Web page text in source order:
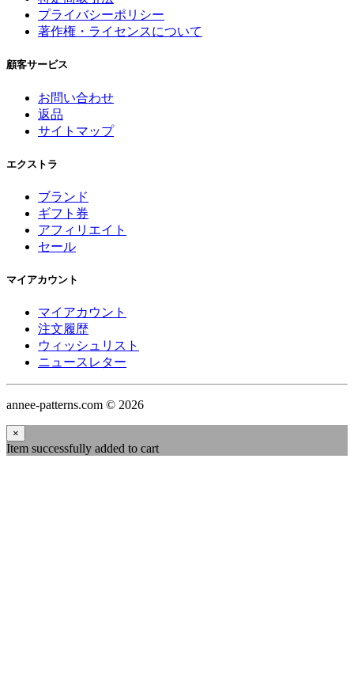
プライバシーポリシー
著作権・ライセンスについて
顧客サービス
お問い合わせ
返品
サイトマップ
エクストラ
ブランド
ギフト券
アフィリエイト
セール
マイアカウント
マイアカウント
注文履歴
ウィッシュリスト
ニュースレター
annee-patterns.com © 2026
×
Item successfully added to cart